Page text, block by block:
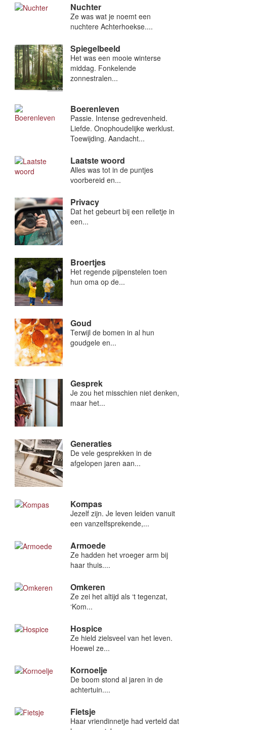
Nuchter
Ze was wat je noemt een
nuchtere Achterhoekse....
Spiegelbeeld
Het was een mooie winterse
middag. Fonkelende
zonnestralen...
Boerenleven
Passie. Intense gedrevenheid.
Liefde. Onophoudelijke werklust.
Toewijding. Aandacht...
Laatste woord
Alles was tot in de puntjes
voorbereid en...
Privacy
Dat het gebeurt bij een relletje in
een...
Broertjes
Het regende pijpenstelen toen
hun oma op de...
Goud
Terwijl de bomen in al hun
goudgele en...
Gesprek
Je zou het misschien niet denken,
maar het...
Generaties
De vele gesprekken in de
afgelopen jaren aan...
Kompas
Jezelf zijn. Je leven leiden vanuit
een vanzelfsprekende,...
Armoede
Ze hadden het vroeger arm bij
haar thuis....
Omkeren
Ze zei het altijd als ‘t tegenzat,
‘Kom...
Hospice
Ze hield zielsveel van het leven.
Hoewel ze...
Kornoelje
De boom stond al jaren in de
achtertuin....
Fietsje
Haar vriendinnetje had verteld dat